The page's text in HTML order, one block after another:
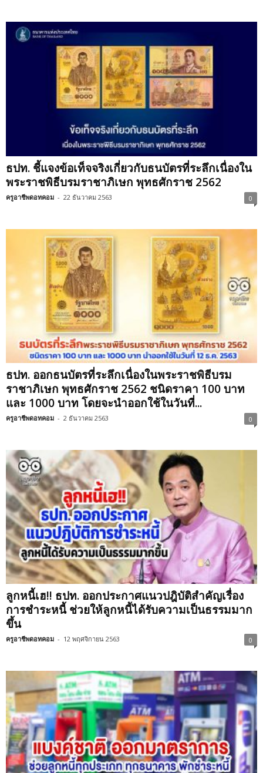
ธปท. ชี้แจงข้อเท็จจริงเกี่ยวกับธนบัตรที่ระลึกเนื่องใน
พระราชพิธีบรมราชาภิเษก พุทธศักราช 2562
ครูอาชีพดอทคอม - 22 ธันวาคม 2563 0
ธปท. ออกธนบัตรที่ระลึกเนื่องในพระราชพิธีบรม
ราชาภิเษก พุทธศักราช 2562 ชนิดราคา 100 บาท
และ 1000 บาท โดยจะนำออกใช้ในวันที่...
ครูอาชีพดอทคอม - 2 ธันวาคม 2563 0
ลูกหนี้เฮ!! ธปท. ออกประกาศแนวปฎิบัติสำคัญเรื่อง
การชำระหนี้ ช่วยให้ลูกหนี้ได้รับความเป็นธรรมมาก
ขึ้น
ครูอาชีพดอทคอม - 12 พฤศจิกายน 2563 0